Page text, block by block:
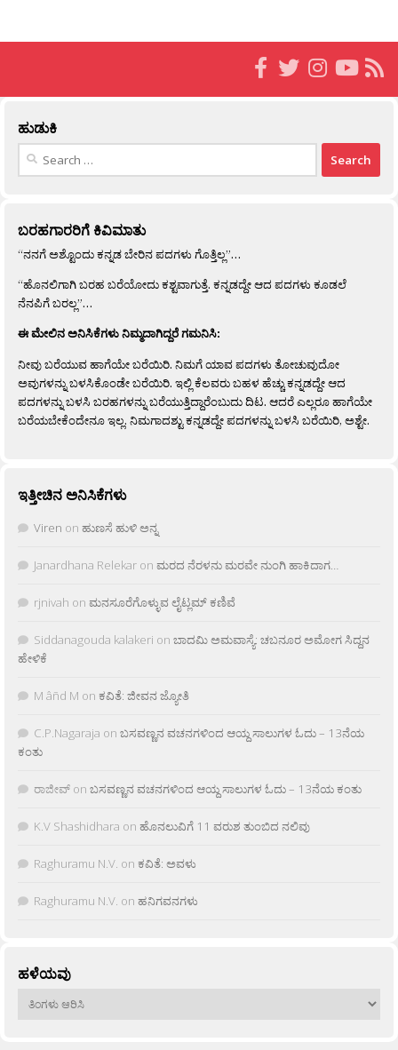
ಹುಡುಕಿ
Search
ಬರಹಗಾರರಿಗೆ ಕಿವಿಮಾತು
“ನನಗೆ ಅಶ್ಟೊಂದು ಕನ್ನಡ ಬೇರಿನ ಪದಗಳು ಗೊತ್ತಿಲ್ಲ”…
“ಹೊನಲಿಗಾಗಿ ಬರಹ ಬರೆಯೋದು ಕಶ್ಟವಾಗುತ್ತೆ. ಕನ್ನಡದ್ದೇ ಆದ ಪದಗಳು ಕೂಡಲೆ
ನೆನಪಿಗೆ ಬರಲ್ಲ”…
ಈ ಮೇಲಿನ ಅನಿಸಿಕೆಗಳು ನಿಮ್ಮದಾಗಿದ್ದರೆ ಗಮನಿಸಿ:
ನೀವು ಬರೆಯುವ ಹಾಗೆಯೇ ಬರೆಯಿರಿ. ನಿಮಗೆ ಯಾವ ಪದಗಳು ತೋಚುವುದೋ
ಅವುಗಳನ್ನು ಬಳಸಿಕೊಂಡೇ ಬರೆಯಿರಿ. ಇಲ್ಲಿ ಕೆಲವರು ಬಹಳ ಹೆಚ್ಚು ಕನ್ನಡದ್ದೇ ಆದ
ಪದಗಳನ್ನು ಬಳಸಿ ಬರಹಗಳನ್ನು ಬರೆಯುತ್ತಿದ್ದಾರೆಂಬುದು ದಿಟ. ಆದರೆ ಎಲ್ಲರೂ ಹಾಗೆಯೇ
ಬರೆಯಬೇಕೆಂದೇನೂ ಇಲ್ಲ. ನಿಮಗಾದಶ್ಟು ಕನ್ನಡದ್ದೇ ಪದಗಳನ್ನು ಬಳಸಿ ಬರೆಯಿರಿ, ಅಶ್ಟೇ.
ಇತ್ತೀಚಿನ ಅನಿಸಿಕೆಗಳು
Viren on ಹುಣಸೆ ಹುಳಿ ಅನ್ನ
Janardhana Relekar on ಮರದ ನೆರಳನು ಮರವೇ ನುಂಗಿ ಹಾಕಿದಾಗ…
rjnivah on ಮನಸೂರೆಗೊಳ್ಳುವ ಲೈಟ್ಲಮ್ ಕಣಿವೆ
Siddanagouda kalakeri on ಬಾದಮಿ ಅಮವಾಸ್ಯೆ: ಚಬನೂರ ಅಮೋಗ ಸಿದ್ದನ
ಹೇಳಿಕೆ
M âñd M on ಕವಿತೆ: ಜೀವನ ಜ್ಯೋತಿ
C.P.Nagaraja on ಬಸವಣ್ಣನ ವಚನಗಳಿಂದ ಆಯ್ದ ಸಾಲುಗಳ ಓದು – 13ನೆಯ
ಕಂತು
ರಾಜೀವ್ on ಬಸವಣ್ಣನ ವಚನಗಳಿಂದ ಆಯ್ದ ಸಾಲುಗಳ ಓದು – 13ನೆಯ ಕಂತು
K.V Shashidhara on ಹೊನಲುವಿಗೆ 11 ವರುಶ ತುಂಬಿದ ನಲಿವು
Raghuramu N.V. on ಕವಿತೆ: ಅವಳು
Raghuramu N.V. on ಹನಿಗವನಗಳು
ಹಳೆಯವು
ಹಳೆಯವು